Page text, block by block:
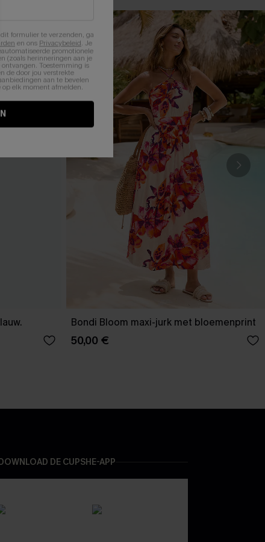
Bondi Bloom maxi-jurk met bloemenprint
50,00 €
DE CUPSHE-APP
formulier te verzenden, ga
en ons Privacybeleid. Je
promotionele
(zoals herinneringen aan je
Toestemming is
de door jou verstrekte
aan te bevelen
elk moment afmelden.